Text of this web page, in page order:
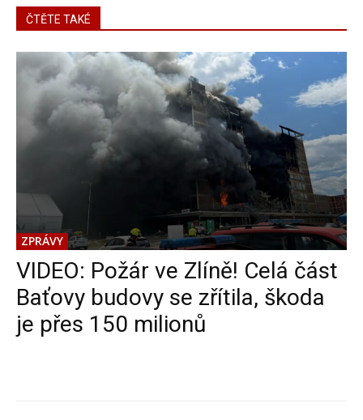
ČTĚTE TAKÉ
ZPRÁVY
VIDEO: Požár ve Zlíně! Celá část
Baťovy budovy se zřítila, škoda
je přes 150 milionů